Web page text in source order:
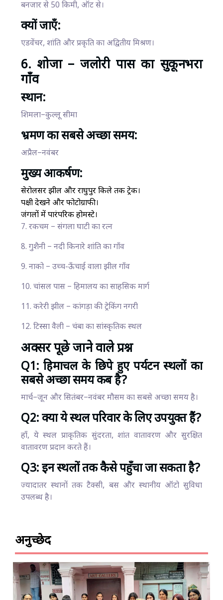
बनजार से 50 किमी, ऑट से।
क्यों जाएँ:
एडवेंचर, शांति और प्रकृति का अद्वितीय मिश्रण।
6. शोजा – जलोरी पास का सुकूनभरा
गाँव
स्थान:
शिमला–कुल्लू सीमा
भ्रमण का सबसे अच्छा समय:
अप्रैल–नवंबर
मुख्य आकर्षण:
सेरोलसर झील और राघुपुर किले तक ट्रेक।
पक्षी देखने और फोटोग्राफी।
जंगलों में पारंपरिक होमस्टे।
7. रकचम – संगला घाटी का रत्न
8. गुशैनी – नदी किनारे शांति का गाँव
9. नाको – उच्च-ऊँचाई वाला झील गाँव
10. चांसल पास – हिमालय का साहसिक मार्ग
11. करेरी झील – कांगड़ा की ट्रेकिंग नगरी
12. टिस्सा वैली – चंबा का सांस्कृतिक स्थल
अक्सर पूछे जाने वाले प्रश्न
Q1: हिमाचल के छिपे हुए पर्यटन स्थलों का
सबसे अच्छा समय कब है?
मार्च–जून और सितंबर–नवंबर मौसम का सबसे अच्छा समय है।
Q2: क्या ये स्थल परिवार के लिए उपयुक्त हैं?
हाँ, ये स्थल प्राकृतिक सुंदरता, शांत वातावरण और सुरक्षित
वातावरण प्रदान करते हैं।
Q3: इन स्थलों तक कैसे पहुँचा जा सकता है?
ज्यादातर स्थानों तक टैक्सी, बस और स्थानीय ऑटो सुविधा
उपलब्ध है।
अनुच्छेद